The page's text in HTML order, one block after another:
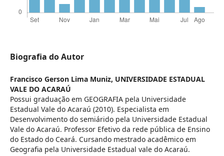
Biografia do Autor
Francisco Gerson Lima Muniz, UNIVERSIDADE ESTADUAL
VALE DO ACARAÚ
Possui graduação em GEOGRAFIA pela Universidade
Estadual Vale do Acaraú (2010). Especialista em
Desenvolvimento do semiárido pela Universidade Estadual
Vale do Acaraú. Professor Efetivo da rede pública de Ensino
do Estado do Ceará. Cursando mestrado acadêmico em
Geografia pela Universidade Estadual vale do Acaraú.